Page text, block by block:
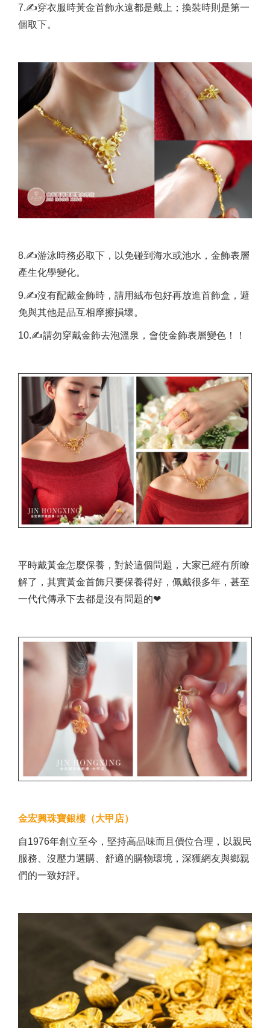
7.✍穿衣服時黃金首飾永遠都是戴上；換裝時則是第一
個取下。
8.✍游泳時務必取下，以免碰到海水或池水，金飾表層
產生化學變化。
9.✍沒有配戴金飾時，請用絨布包好再放進首飾盒，避
免與其他是品互相摩擦損壞。
10.✍請勿穿戴金飾去泡溫泉，會使金飾表層變色！！
平時戴黃金怎麼保養，對於這個問題，大家已經有所瞭
解了，其實黃金首飾只要保養得好，佩戴很多年，甚至
一代代傳承下去都是沒有問題的❤
金宏興珠寶銀樓（大甲店）
自1976年創立至今，堅持高品味而且價位合理，以親民
服務、沒壓力選購、舒適的購物環境，深獲網友與鄉親
們的一致好評。